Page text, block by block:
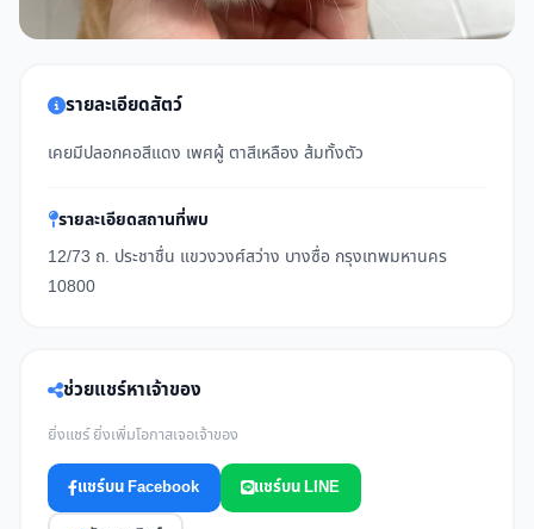
รายละเอียดสัตว์
เคยมีปลอกคอสีแดง เพศผู้ ตาสีเหลือง ส้มทั้งตัว
รายละเอียดสถานที่พบ
12/73 ถ. ประชาชื่น แขวงวงศ์สว่าง บางซื่อ กรุงเทพมหานคร
10800
ช่วยแชร์หาเจ้าของ
ยิ่งแชร์ ยิ่งเพิ่มโอกาสเจอเจ้าของ
แชร์บน Facebook แชร์บน LINE